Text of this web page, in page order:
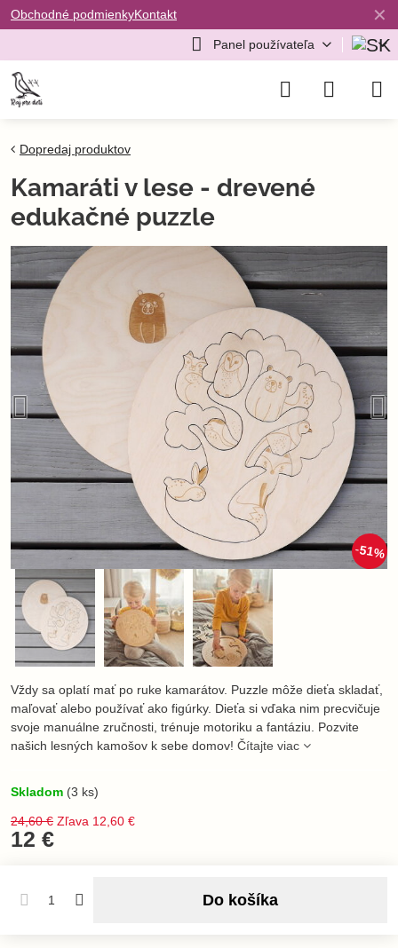
✕
Obchodné podmienkyKontakt
Panel používateľa
51%
Dopredaj produktov
Kamaráti v lese - drevené
edukačné puzzle
Vždy sa oplatí mať po ruke kamarátov. Puzzle môže dieťa skladať,
maľovať alebo používať ako figúrky. Dieťa si vďaka nim precvičuje
svoje manuálne zručnosti, trénuje motoriku a fantáziu. Pozvite
našich lesných kamošov k sebe domov! Čítajte viac
Skladom (3 ks)
24,60 € Zľava 12,60 €
12 €
Do košíka